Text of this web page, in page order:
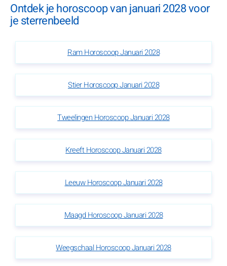
Ontdek je horoscoop van januari 2028 voor
je sterrenbeeld
Ram Horoscoop Januari 2028
Stier Horoscoop Januari 2028
Tweelingen Horoscoop Januari 2028
Kreeft Horoscoop Januari 2028
Leeuw Horoscoop Januari 2028
Maagd Horoscoop Januari 2028
Weegschaal Horoscoop Januari 2028